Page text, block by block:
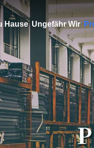
Hause Ungefähr Wir